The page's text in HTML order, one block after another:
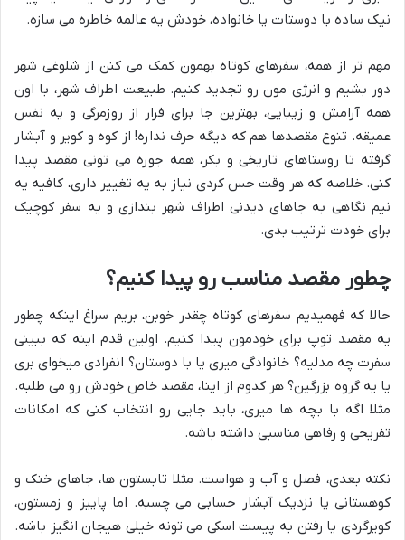
نیک ساده با دوستات یا خانواده، خودش یه عالمه خاطره می سازه.
مهم تر از همه، سفرهای کوتاه بهمون کمک می کنن از شلوغی شهر
دور بشیم و انرژی مون رو تجدید کنیم. طبیعت اطراف شهر، با اون
همه آرامش و زیبایی، بهترین جا برای فرار از روزمرگی و یه نفس
عمیقه. تنوع مقصدها هم که دیگه حرف نداره! از کوه و کویر و آبشار
گرفته تا روستاهای تاریخی و بکر، همه جوره می تونی مقصد پیدا
کنی. خلاصه که هر وقت حس کردی نیاز به یه تغییر داری، کافیه یه
نیم نگاهی به جاهای دیدنی اطراف شهر بندازی و یه سفر کوچیک
برای خودت ترتیب بدی.
چطور مقصد مناسب رو پیدا کنیم؟
حالا که فهمیدیم سفرهای کوتاه چقدر خوبن، بریم سراغ اینکه چطور
یه مقصد توپ برای خودمون پیدا کنیم. اولین قدم اینه که ببینی
سفرت چه مدلیه؟ خانوادگی میری یا با دوستان؟ انفرادی میخوای بری
یا یه گروه بزرگین؟ هر کدوم از اینا، مقصد خاص خودش رو می طلبه.
مثلا اگه با بچه ها میری، باید جایی رو انتخاب کنی که امکانات
تفریحی و رفاهی مناسبی داشته باشه.
نکته بعدی، فصل و آب و هواست. مثلا تابستون ها، جاهای خنک و
کوهستانی یا نزدیک آبشار حسابی می چسبه. اما پاییز و زمستون،
کویرگردی یا رفتن به پیست اسکی می تونه خیلی هیجان انگیز باشه.